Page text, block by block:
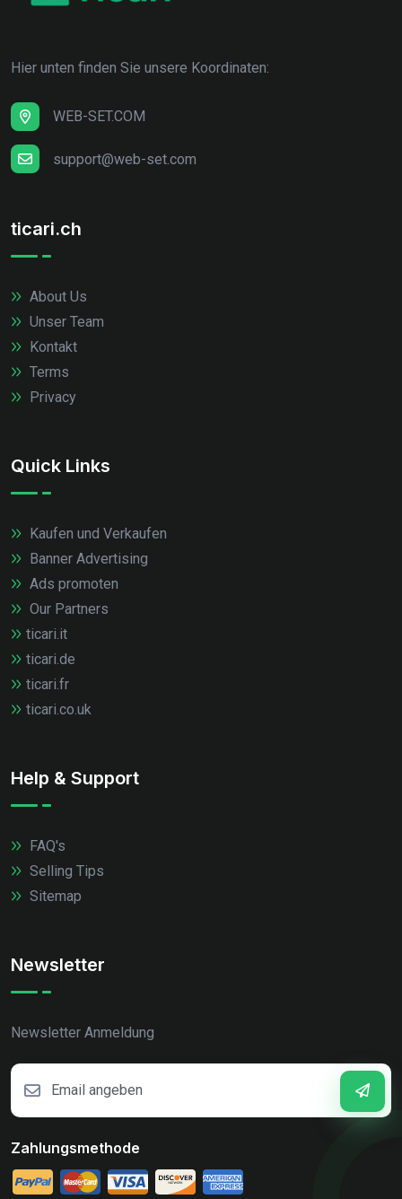
Hier unten finden Sie unsere Koordinaten:
WEB-SET.COM
support@web-set.com
ticari.ch
About Us
Unser Team
Kontakt
Terms
Privacy
Quick Links
Kaufen und Verkaufen
Banner Advertising
Ads promoten
Our Partners
ticari.it
ticari.de
ticari.fr
ticari.co.uk
Help & Support
FAQ's
Selling Tips
Sitemap
Newsletter
Newsletter Anmeldung
Zahlungsmethode